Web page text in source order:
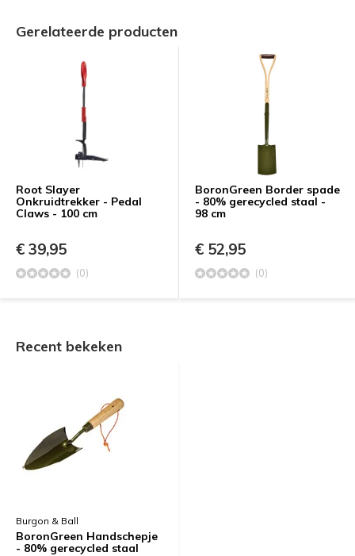
Gerelateerde producten
Root Slayer
Onkruidtrekker - Pedal
Claws - 100 cm
€ 39,95
(0)
BoronGreen Border spade
- 80% gerecycled staal -
98 cm
€ 52,95
(0)
Recent bekeken
Burgon & Ball
BoronGreen Handschepje
- 80% gerecycled staal